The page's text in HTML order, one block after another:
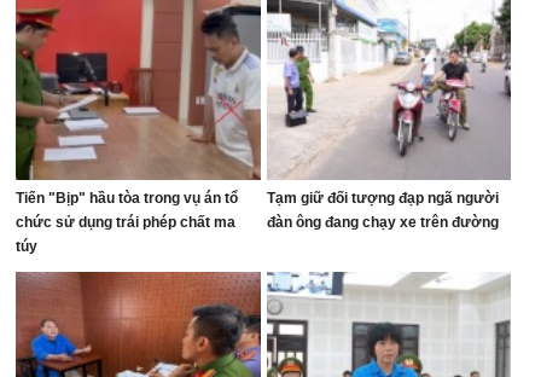
Tiến "Bịp" hầu tòa trong vụ án tổ
chức sử dụng trái phép chất ma
túy
Tạm giữ đối tượng đạp ngã người
đàn ông đang chạy xe trên đường